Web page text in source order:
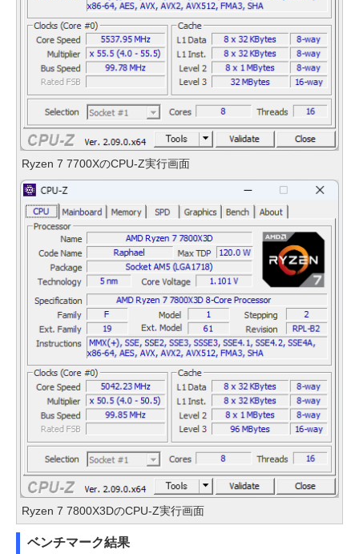
Ryzen 7 7700XのCPU-Z実行画面
Ryzen 7 7800X3DのCPU-Z実行画面
ベンチマーク結果